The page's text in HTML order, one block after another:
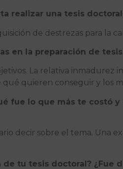
realizar una tesis
de destrezas para la
en la preparación de
La relativa
quieren conseguir y los
fue lo que más te costó
decir sobre el tema. Una
de tu tesis doctoral? ¿Fue